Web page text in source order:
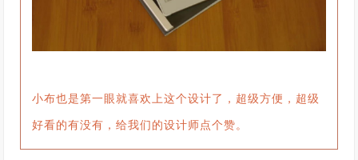
小布也是第一眼就喜欢上这个设计了，超级方便，超级
好看的有没有，给我们的设计师点个赞。